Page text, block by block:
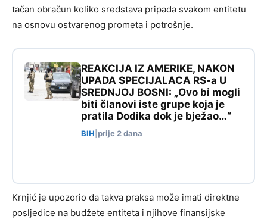
tačan obračun koliko sredstava pripada svakom entitetu
na osnovu ostvarenog prometa i potrošnje.
REAKCIJA IZ AMERIKE, NAKON
UPADA SPECIJALACA RS-a U
SREDNJOJ BOSNI: „Ovo bi mogli
biti članovi iste grupe koja je
pratila Dodika dok je bježao…“
BIH prije 2 dana
Krnjić je upozorio da takva praksa može imati direktne
posljedice na budžete entiteta i njihove finansijske